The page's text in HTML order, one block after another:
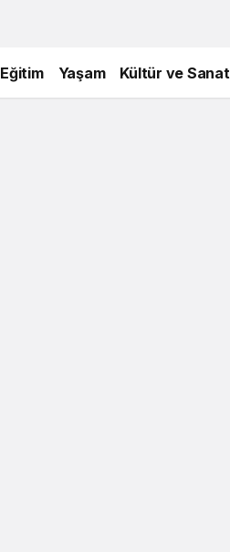
Eğitim Yaşam Kültür ve Sanat